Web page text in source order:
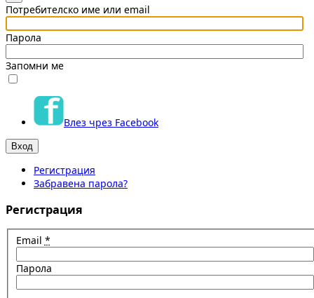
Потребителско име или email
Парола
Запомни ме
Влез чрез Facebook
Регистрация
Забравена парола?
Регистрация
Email *
Парола